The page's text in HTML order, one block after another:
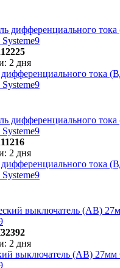
2 дня
тока
2 дня
тока
2 дня
выключатель (АВ) 27мм